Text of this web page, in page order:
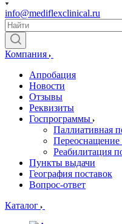
info@mediflexclinical.ru
Компания
Апробация
Новости
Отзывы
Реквизиты
Госпрограммы
Паллиативная
Переоснащение
Реабилитация
Пункты выдачи
География поставок
Вопрос-ответ
Каталог